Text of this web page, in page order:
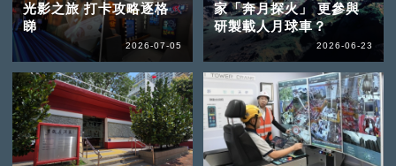
光影之旅 打卡攻略逐格
睇
2026-07-05
家「奔月探火」 更參與
研製載人月球車？
2026-06-23